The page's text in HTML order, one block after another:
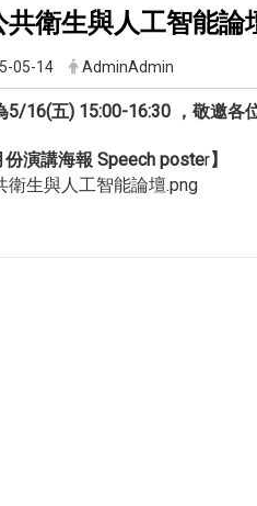
共衛生與人工智能
05-14 AdminAdmin
5/16(五) 15:00-16:30 ，敬邀各
份演講海報 Speech poster】